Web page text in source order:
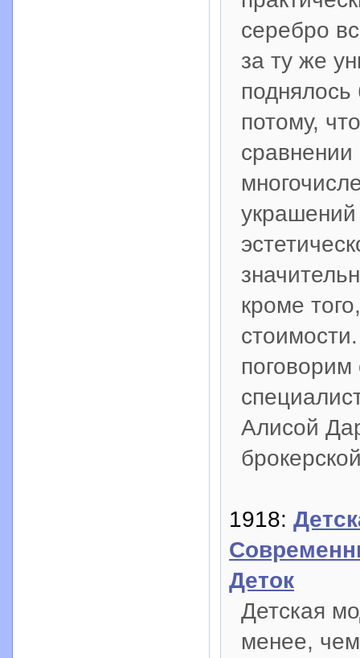
серебро
за ту же
потому,
кроме
Алисой
1918:
Деток
Детская
менее,